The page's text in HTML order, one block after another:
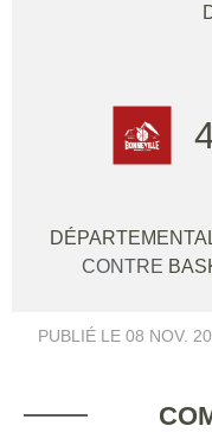
CONTRE
PUBLIÉ LE 08 NOV.